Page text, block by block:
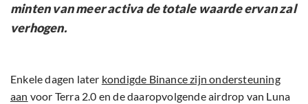
minten van meer activa de totale waarde ervan zal
verhogen.
Enkele dagen later kondigde Binance zijn ondersteuning
aan voor Terra 2.0 en de daaropvolgende airdrop van Luna